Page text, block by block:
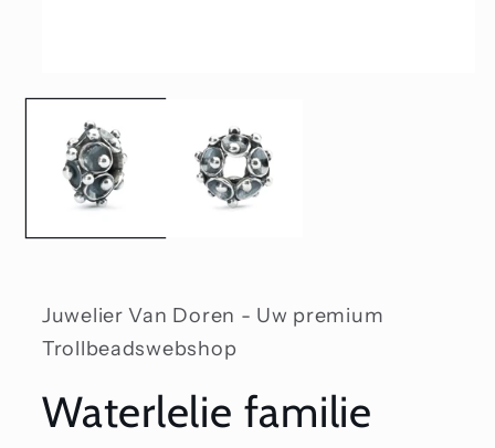
1
modaal
Juwelier Van Doren - Uw premium
Trollbeadswebshop
Waterlelie familie